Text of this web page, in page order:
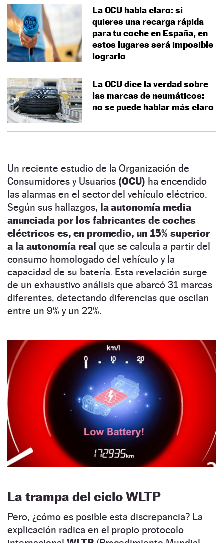
La OCU habla claro: si
quieres una recarga rápida
para tu coche en España, en
estos lugares será imposible
lograrlo
La OCU dice la verdad sobre
las marcas de neumáticos:
no se puede hablar más claro
Un reciente estudio de la Organización de
Consumidores y Usuarios (OCU) ha encendido
las alarmas en el sector del vehículo eléctrico.
Según sus hallazgos, la autonomía media
anunciada por los fabricantes de coches
eléctricos es, en promedio, un 15% superior
a la autonomía real que se calcula a partir del
consumo homologado del vehículo y la
capacidad de su batería. Esta revelación surge
de un exhaustivo análisis que abarcó 31 marcas
diferentes, detectando diferencias que oscilan
entre un 9% y un 22%.
La trampa del ciclo WLTP
Pero, ¿cómo es posible esta discrepancia? La
explicación radica en el propio protocolo